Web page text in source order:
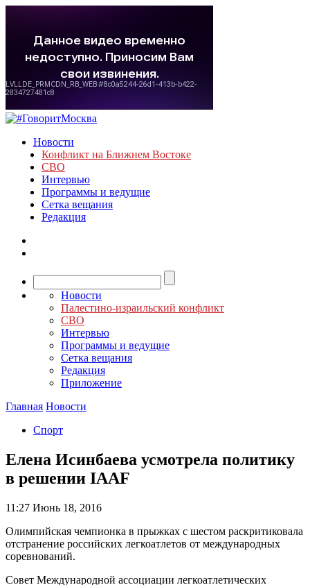
Новости
Конфликт на Ближнем Востоке
СВО
Интервью
Программы и ведущие
Сетка вещания
Редакция
Новости
Палестино-израильский конфликт
СВО
Интервью
Программы и ведущие
Сетка вещания
Редакция
Приложение
Главная Новости
Спорт
Елена Исинбаева усмотрела политику
в решении IAAF
11:27 Июнь 18, 2016
Олимпийская чемпионка в прыжках с шестом раскритиковала
отстранение российских легкоатлетов от международных
соревнований.
Совет Международной ассоциации легкоатлетических